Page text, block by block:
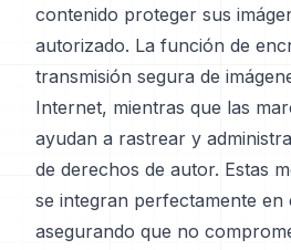
contenido proteger sus
autorizado. La función de
transmisión segura de
Internet, mientras que las
ayudan a rastrear y
de derechos de autor. Estas
se integran perfectamente en
asegurando que no